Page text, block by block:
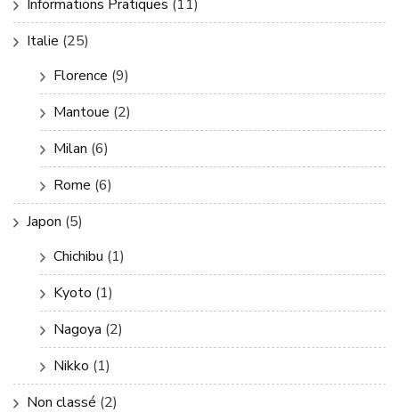
Informations Pratiques (11)
Italie (25)
Florence (9)
Mantoue (2)
Milan (6)
Rome (6)
Japon (5)
Chichibu (1)
Kyoto (1)
Nagoya (2)
Nikko (1)
Non classé (2)